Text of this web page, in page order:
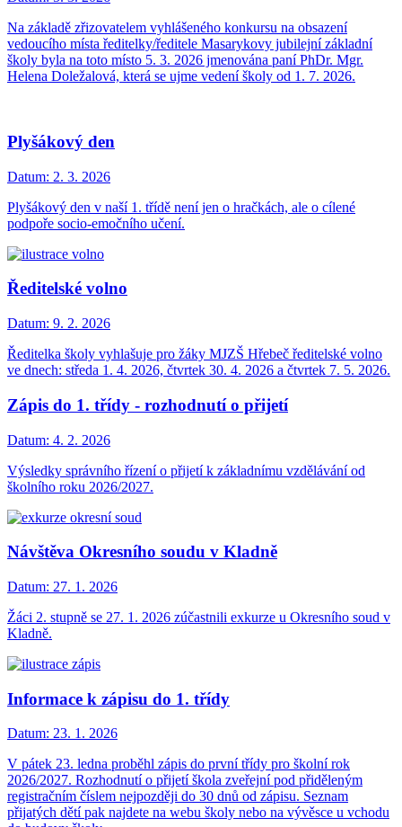
Na základě zřizovatelem vyhlášeného konkursu na obsazení
vedoucího místa ředitelky/ředitele Masarykovy jubilejní základní
školy byla na toto místo 5. 3. 2026 jmenována paní PhDr. Mgr.
Helena Doležalová, která se ujme vedení školy od 1. 7. 2026.
Plyšákový den
Datum: 2. 3. 2026
Plyšákový den v naší 1. třídě není jen o hračkách, ale o cílené
podpoře socio-emočního učení.
Ředitelské volno
Datum: 9. 2. 2026
Ředitelka školy vyhlašuje pro žáky MJZŠ Hřebeč ředitelské volno
ve dnech: středa 1. 4. 2026, čtvrtek 30. 4. 2026 a čtvrtek 7. 5. 2026.
Zápis do 1. třídy - rozhodnutí o přijetí
Datum: 4. 2. 2026
Výsledky správního řízení o přijetí k základnímu vzdělávání od
školního roku 2026/2027.
Návštěva Okresního soudu v Kladně
Datum: 27. 1. 2026
Žáci 2. stupně se 27. 1. 2026 zúčastnili exkurze u Okresního soud v
Kladně.
Informace k zápisu do 1. třídy
Datum: 23. 1. 2026
V pátek 23. ledna proběhl zápis do první třídy pro školní rok
2026/2027. Rozhodnutí o přijetí škola zveřejní pod přiděleným
registračním číslem nejpozději do 30 dnů od zápisu. Seznam
přijatých dětí pak najdete na webu školy nebo na vývěsce u vchodu